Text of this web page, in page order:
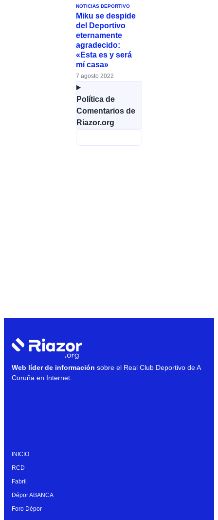
NOTICIAS DEPORTIVO
Miku se despide
del Deportivo
eternamente
agradecido:
«Esta es y será
mí casa»
7 agosto 2022
Política de
Comentarios de
Riazor.org
Web líder de información sobre el Real Club Deportivo de A
Coruña en Internet.
INICIO
RCD
Fabril
Dépor ABANCA
Foro Dépor